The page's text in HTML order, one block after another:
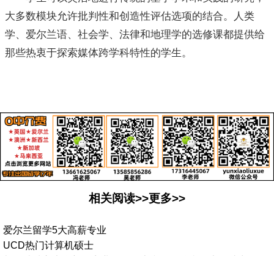
大多数模块允许批判性和创造性评估选项的结合。人类
学、爱尔兰语、社会学、法律和地理学的选修课都提供给
那些热衷于探索媒体跨学科特性的学生。
相关阅读>>更多>>
爱尔兰留学5大高薪专业
UCD热门计算机硕士